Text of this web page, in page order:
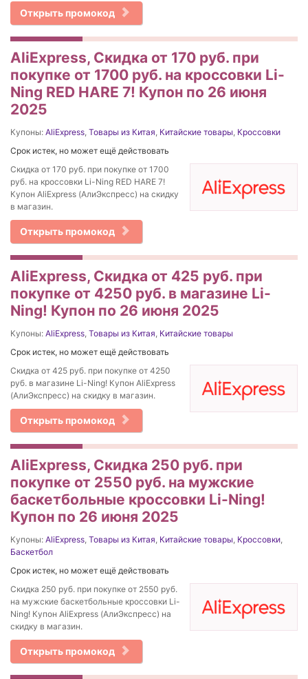
Открыть промокод
AliExpress, Cкидка от 170 руб. при
покупке от 1700 руб. на кроссовки Li-
Ning RED HARE 7! Купон по 26 июня
2025
Купоны: AliExpress, Товары из Китая, Китайские товары, Кроссовки
Срок истек, но может ещё действовать
Cкидка от 170 руб. при покупке от 1700
руб. на кроссовки Li-Ning RED HARE 7!
Купон AliExpress (АлиЭкспресс) на скидку
в магазин.
Открыть промокод
AliExpress, Скидка от 425 руб. при
покупке от 4250 руб. в магазине Li-
Ning! Купон по 26 июня 2025
Купоны: AliExpress, Товары из Китая, Китайские товары
Срок истек, но может ещё действовать
Скидка от 425 руб. при покупке от 4250
руб. в магазине Li-Ning! Купон AliExpress
(АлиЭкспресс) на скидку в магазин.
Открыть промокод
AliExpress, Cкидка 250 руб. при
покупке от 2550 руб. на мужские
баскетбольные кроссовки Li-Ning!
Купон по 26 июня 2025
Купоны: AliExpress, Товары из Китая, Китайские товары, Кроссовки,
Баскетбол
Срок истек, но может ещё действовать
Cкидка 250 руб. при покупке от 2550 руб.
на мужские баскетбольные кроссовки Li-
Ning! Купон AliExpress (АлиЭкспресс) на
скидку в магазин.
Открыть промокод